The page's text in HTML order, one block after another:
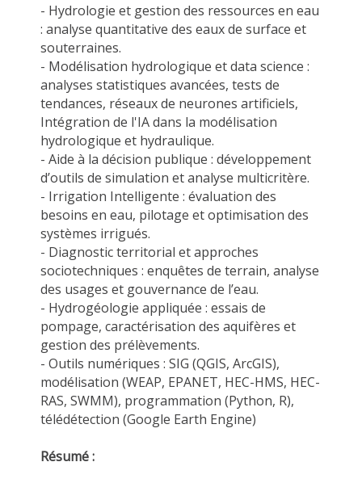
HDR
THÈSES
WORKING PAPERS
NOTES THÉMATIQUES
NOS TRAVAUX EN VIDÉO
- Hydrologie et gestion des ressources en eau
: analyse quantitative des eaux de surface et
souterraines.
- Modélisation hydrologique et data science :
analyses statistiques avancées, tests de
tendances, réseaux de neurones artificiels,
Intégration de l'IA dans la modélisation
hydrologique et hydraulique.
- Aide à la décision publique : développement
d’outils de simulation et analyse multicritère.
- Irrigation Intelligente : évaluation des
besoins en eau, pilotage et optimisation des
systèmes irrigués.
- Diagnostic territorial et approches
sociotechniques : enquêtes de terrain, analyse
des usages et gouvernance de l’eau.
- Hydrogéologie appliquée : essais de
pompage, caractérisation des aquifères et
gestion des prélèvements.
- Outils numériques : SIG (QGIS, ArcGIS),
modélisation (WEAP, EPANET, HEC-HMS, HEC-
RAS, SWMM), programmation (Python, R),
télédétection (Google Earth Engine)
Résumé :